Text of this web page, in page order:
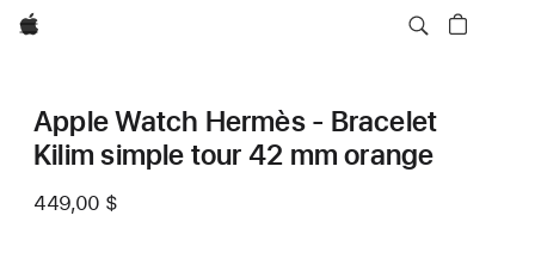
Apple
Apple Watch Hermès - Bracelet
Kilim simple tour 42 mm orange
449,00 $